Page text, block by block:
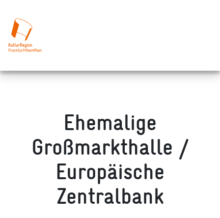
Ehemalige
Großmarkthalle /
Europäische
Zentralbank